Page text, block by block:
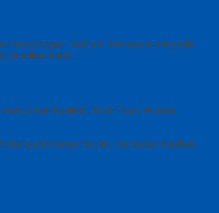
keuntungan. Bahkan, beberapa penyedia
deadline ketat.
kualitas. Bikin Toga Wisuda
pada harga murah, utamakan kualitas.